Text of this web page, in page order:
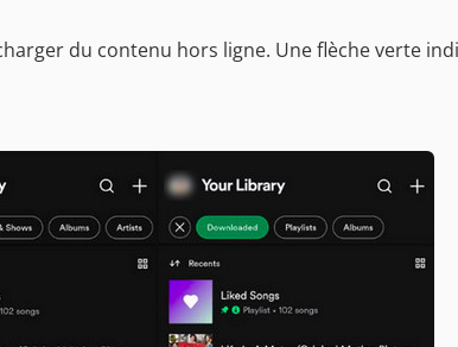
du contenu hors ligne. Une flèche verte